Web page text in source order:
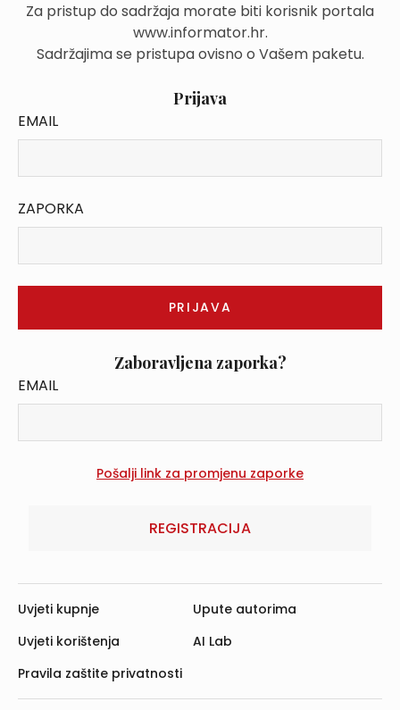
Za pristup do sadržaja morate biti korisnik portala
www.informator.hr.
Sadržajima se pristupa ovisno o Vašem paketu.
Prijava
EMAIL
ZAPORKA
Zaboravljena zaporka?
EMAIL
REGISTRACIJA
Uvjeti kupnje
Uvjeti korištenja
Pravila zaštite privatnosti
Upute autorima
AI Lab